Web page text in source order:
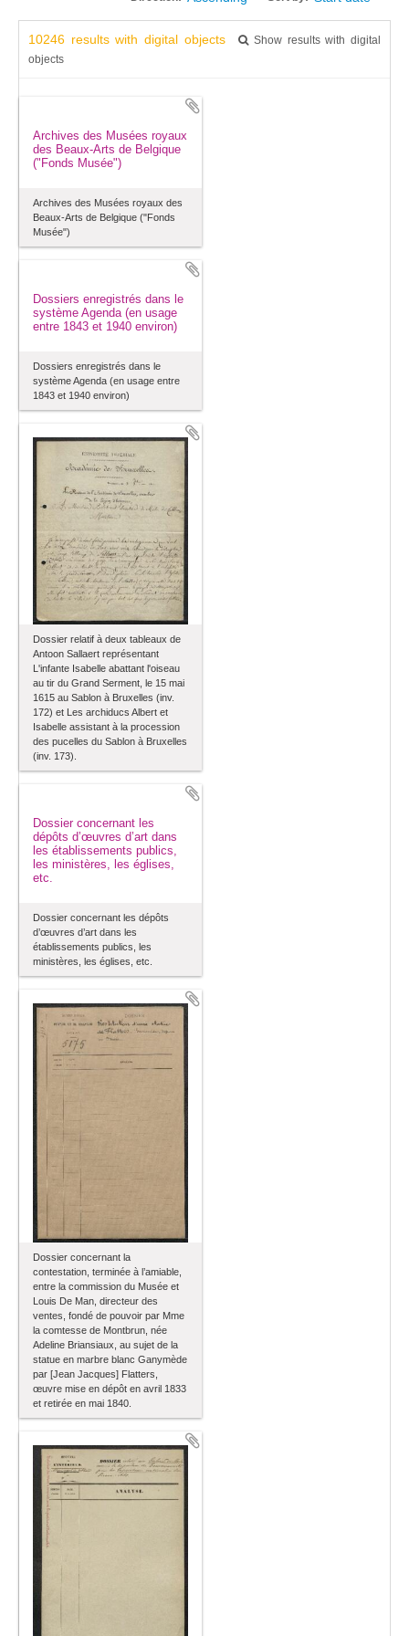
10246 results with digital objects
Show results with digital
objects
Archives des Musées royaux
des Beaux-Arts de Belgique
("Fonds Musée")
Archives des Musées royaux des
Beaux-Arts de Belgique ("Fonds
Musée")
Dossiers enregistrés dans le
système Agenda (en usage
entre 1843 et 1940 environ)
Dossiers enregistrés dans le
système Agenda (en usage entre
1843 et 1940 environ)
Dossier relatif à deux tableaux de
Antoon Sallaert représentant
L'infante Isabelle abattant l'oiseau
au tir du Grand Serment, le 15 mai
1615 au Sablon à Bruxelles (inv.
172) et Les archiducs Albert et
Isabelle assistant à la procession
des pucelles du Sablon à Bruxelles
(inv. 173).
Dossier concernant les
dépôts d’œuvres d’art dans
les établissements publics,
les ministères, les églises,
etc.
Dossier concernant les dépôts
d’œuvres d’art dans les
établissements publics, les
ministères, les églises, etc.
Dossier concernant la
contestation, terminée à l’amiable,
entre la commission du Musée et
Louis De Man, directeur des
ventes, fondé de pouvoir par Mme
la comtesse de Montbrun, née
Adeline Briansiaux, au sujet de la
statue en marbre blanc Ganymède
par [Jean Jacques] Flatters,
œuvre mise en dépôt en avril 1833
et retirée en mai 1840.